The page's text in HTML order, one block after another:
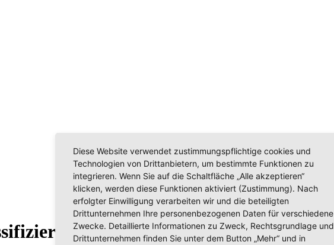
Abschleppfahrzeug
Diese Website verwendet zustimmungspflichtige cookies und
Technologien von Drittanbietern, um bestimmte Funktionen zu
integrieren. Wenn Sie auf die Schaltfläche „Alle akzeptieren“
klicken, werden diese Funktionen aktiviert (Zustimmung). Nach
erfolgter Einwilligung verarbeiten wir und die beteiligten
Drittunternehmen Ihre personenbezogenen Daten für verschiedene
Zwecke. Detaillierte Informationen zu Zweck, Rechtsgrundlage und
Drittunternehmen finden Sie unter dem Button „Mehr“ und in